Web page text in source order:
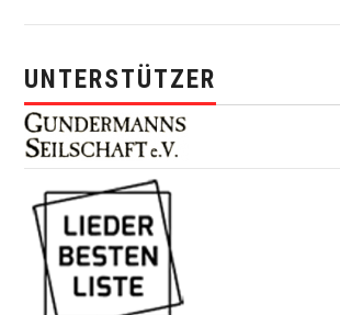
UNTERSTÜTZER